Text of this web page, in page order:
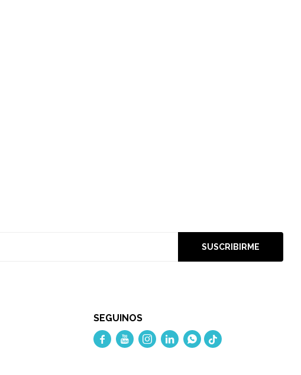
SUSCRIBIRME
SEGUINOS
    